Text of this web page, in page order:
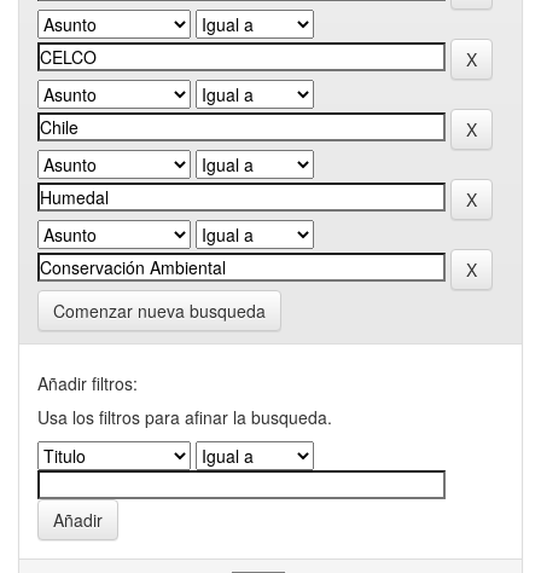
Comenzar nueva busqueda
Añadir filtros:
Usa los filtros para afinar la busqueda.